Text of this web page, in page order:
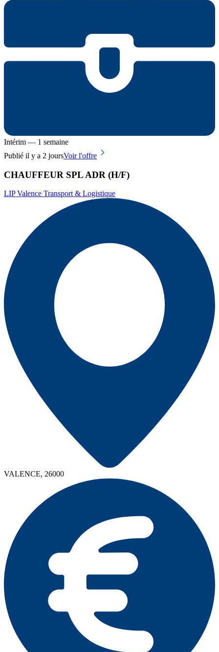
Intérim — 1 semaine
Publié il y a 2 joursVoir l'offre
CHAUFFEUR SPL ADR (H/F)
LIP Valence Transport & Logistique
VALENCE, 26000